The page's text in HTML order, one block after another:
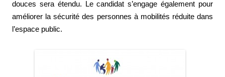
douces sera étendu. Le candidat s’engage également pour
améliorer la sécurité des personnes à mobilités réduite dans
l’espace public.